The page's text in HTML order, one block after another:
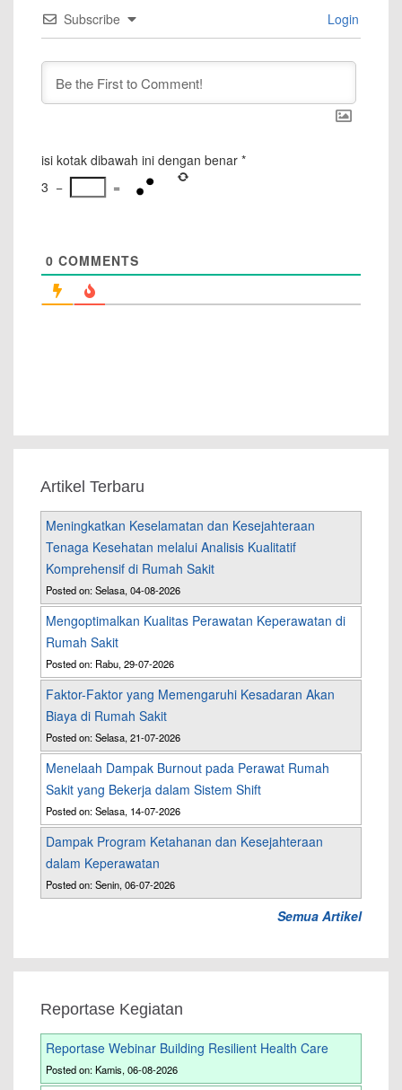
Subscribe Login
isi kotak dibawah ini dengan benar *
3 − =
0 COMMENTS
Artikel Terbaru
Meningkatkan Keselamatan dan Kesejahteraan
Tenaga Kesehatan melalui Analisis Kualitatif
Komprehensif di Rumah Sakit
Posted on: Selasa, 04-08-2026
Mengoptimalkan Kualitas Perawatan Keperawatan di
Rumah Sakit
Posted on: Rabu, 29-07-2026
Faktor-Faktor yang Memengaruhi Kesadaran Akan
Biaya di Rumah Sakit
Posted on: Selasa, 21-07-2026
Menelaah Dampak Burnout pada Perawat Rumah
Sakit yang Bekerja dalam Sistem Shift
Posted on: Selasa, 14-07-2026
Dampak Program Ketahanan dan Kesejahteraan
dalam Keperawatan
Posted on: Senin, 06-07-2026
Semua Artikel
Reportase Kegiatan
Reportase Webinar Building Resilient Health Care
Posted on: Kamis, 06-08-2026